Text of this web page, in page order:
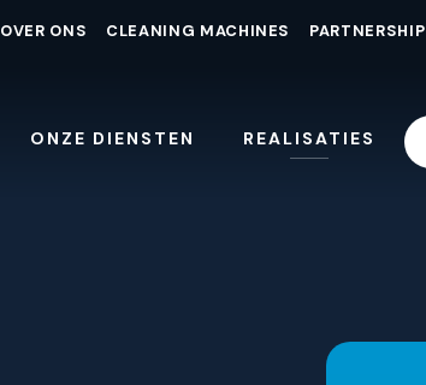
OVER ONS CLEANING MACHINES PARTNERSHIP
ONZE DIENSTEN REALISATIES